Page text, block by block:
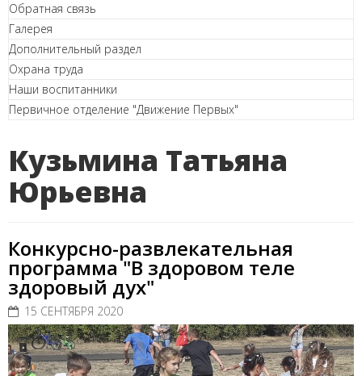
Обратная связь
Галерея
Дополнительный раздел
Охрана труда
Наши воспитанники
Первичное отделение "Движение Первых"
Кузьмина Татьяна
Юрьевна
Конкурсно-развлекательная
программа "В здоровом теле
здоровый дух"
15 СЕНТЯБРЯ 2020